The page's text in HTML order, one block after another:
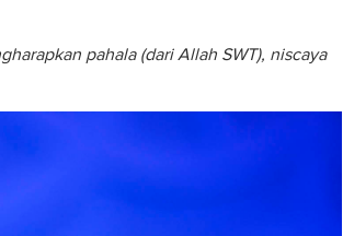
pahala (dari Allah SWT), niscaya